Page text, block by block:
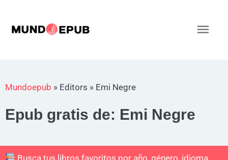
contenido
Mundoepub » Editors » Emi Negre
Epub gratis de: Emi Negre
Busca tus libros favoritos por año, género, idioma,